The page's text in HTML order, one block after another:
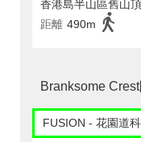
香港島半山區舊山
距離 490m
Branksome
FUSION - 花園道